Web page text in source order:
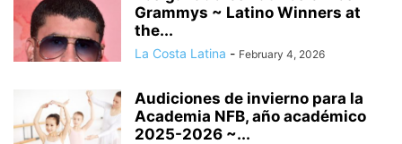
Grammys ~ Latino Winners at
the...
La Costa Latina - February 4, 2026
Audiciones de invierno para la
Academia NFB, año académico
2025-2026 ~...